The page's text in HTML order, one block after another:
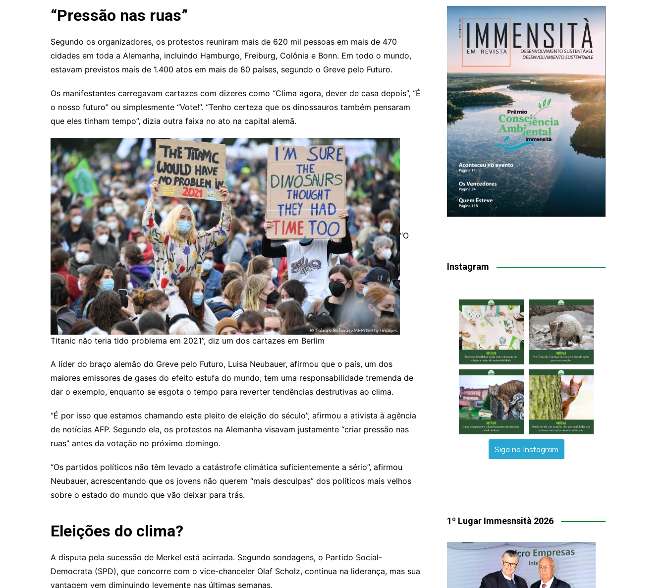
“Pressão nas ruas”
Segundo os organizadores, os protestos reuniram mais de 620 mil pessoas em mais de 470
cidades em toda a Alemanha, incluindo Hamburgo, Freiburg, Colônia e Bonn. Em todo o mundo,
estavam previstos mais de 1.400 atos em mais de 80 países, segundo o Greve pelo Futuro.
Os manifestantes carregavam cartazes com dizeres como “Clima agora, dever de casa depois”, “É
o nosso futuro” ou simplesmente “Vote!”. “Tenho certeza que os dinossauros também pensaram
que eles tinham tempo”, dizia outra faixa no ato na capital alemã.
“O
Titanic não teria tido problema em 2021”, diz um dos cartazes em Berlim
A líder do braço alemão do Greve pelo Futuro, Luisa Neubauer, afirmou que o país, um dos
maiores emissores de gases do efeito estufa do mundo, tem uma responsabilidade tremenda de
dar o exemplo, enquanto se esgota o tempo para reverter tendências destrutivas ao clima.
“É por isso que estamos chamando este pleito de eleição do século”, afirmou a ativista à agência
de notícias AFP. Segundo ela, os protestos na Alemanha visavam justamente “criar pressão nas
ruas” antes da votação no próximo domingo.
“Os partidos políticos não têm levado a catástrofe climática suficientemente a sério”, afirmou
Neubauer, acrescentando que os jovens não querem “mais desculpas” dos políticos mais velhos
sobre o estado do mundo que vão deixar para trás.
Eleições do clima?
A disputa pela sucessão de Merkel está acirrada. Segundo sondagens, o Partido Social-
Democrata (SPD), que concorre com o vice-chanceler Olaf Scholz, continua na liderança, mas sua
vantagem vem diminuindo levemente nas últimas semanas.
Instagram
Siga no Instagram
1º Lugar Immesnsità 2026